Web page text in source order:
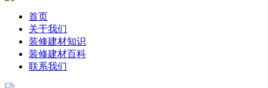
首页
关于我们
装修建材知识
装修建材百科
联系我们